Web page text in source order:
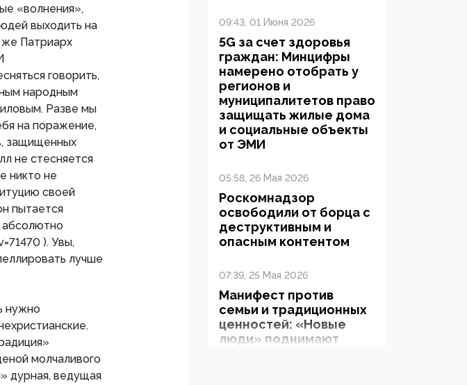
«волнения»,
выходить на
же Патриарх
говорить,
народным
Разве мы
на поражение,
защищенных
не стесняется
никто не
своей
пытается
абсолютно
). Увы,
лучше
нужно
молчаливого
дурная, ведущая
09:43, 01 Июня 2026
5G за счет здоровья
граждан: Минцифры
намерено отобрать у
регионов и
муниципалитетов право
защищать жилые дома
и социальные объекты
от ЭМИ
05:58, 26 Мая 2026
Роскомнадзор
освободили от борца с
деструктивным и
опасным контентом
07:39, 25 Мая 2026
Манифест против
семьи и традиционных
ценностей: «Новые
люди» поднимают